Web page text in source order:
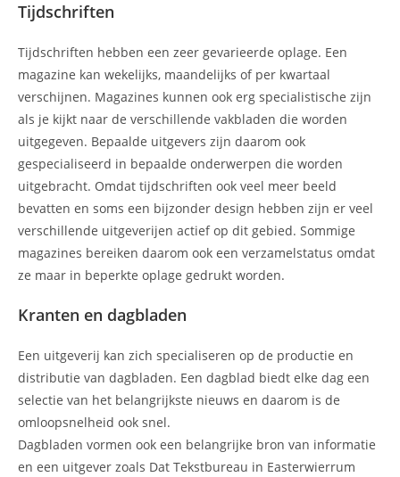
Tijdschriften
Tijdschriften hebben een zeer gevarieerde oplage. Een
magazine kan wekelijks, maandelijks of per kwartaal
verschijnen. Magazines kunnen ook erg specialistische zijn
als je kijkt naar de verschillende vakbladen die worden
uitgegeven. Bepaalde uitgevers zijn daarom ook
gespecialiseerd in bepaalde onderwerpen die worden
uitgebracht. Omdat tijdschriften ook veel meer beeld
bevatten en soms een bijzonder design hebben zijn er veel
verschillende uitgeverijen actief op dit gebied. Sommige
magazines bereiken daarom ook een verzamelstatus omdat
ze maar in beperkte oplage gedrukt worden.
Kranten en dagbladen
Een uitgeverij kan zich specialiseren op de productie en
distributie van dagbladen. Een dagblad biedt elke dag een
selectie van het belangrijkste nieuws en daarom is de
omloopsnelheid ook snel.
Dagbladen vormen ook een belangrijke bron van informatie
en een uitgever zoals Dat Tekstbureau in Easterwierrum